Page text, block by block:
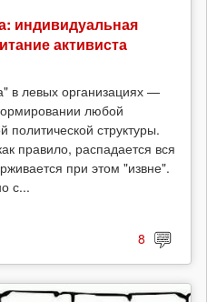
индивидуальная
активиста
в левых организациях —
любой
политической структуры.
правило, распадается вся
при этом "извне".
с...
8